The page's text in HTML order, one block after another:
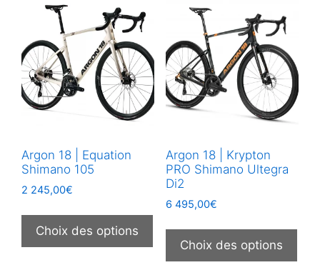
peuvent
être
choisies
sur
du
produit
être
sur
Argon 18 | Equation
Shimano 105
2 245,00€
Choix des options
Ce
produit
a
plusieurs
Argon 18 | Krypton
PRO Shimano Ultegra
Di2
6 495,00€
Choix des options
a